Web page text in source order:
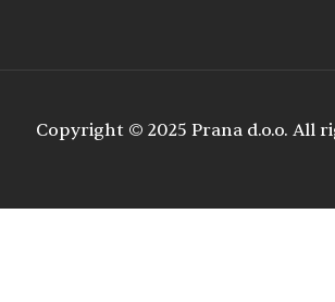
Copyright © 2025 Prana d.o.o. All